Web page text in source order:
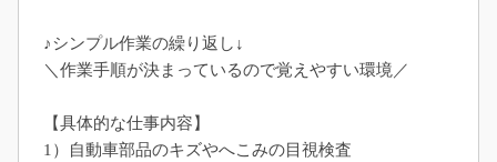
♪シンプル作業の繰り返し↓
＼作業手順が決まっているので覚えやすい環境／
【具体的な仕事内容】
1）自動車部品のキズやへこみの目視検査